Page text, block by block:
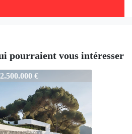
pourraient vous intéresser
2.500.000 €